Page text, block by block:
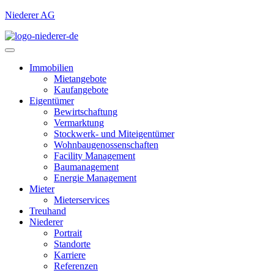
Niederer AG
Immobilien
Mietangebote
Kaufangebote
Eigentümer
Bewirtschaftung
Vermarktung
Stockwerk- und Miteigentümer
Wohnbaugenossenschaften
Facility Management
Baumanagement
Energie Management
Mieter
Mieterservices
Treuhand
Niederer
Portrait
Standorte
Karriere
Referenzen